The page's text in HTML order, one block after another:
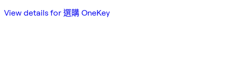
View details for 選購 OneKey